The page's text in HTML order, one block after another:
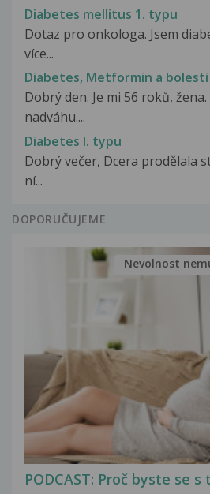
Diabetes mellitus 1. typu
Dotaz pro onkologa. Jsem
více...
Diabetes, Metformin a
Dobrý den. Je mi 56 roků,
nadváhu....
Diabetes I. typu
Dobrý večer, Dcera prodělala
ní...
DOPORUČUJEME
PODCAST: Proč byste se
Nevolnost